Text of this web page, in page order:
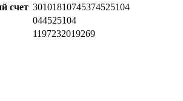
счет 30101810745374525104
044525104
1197232019269